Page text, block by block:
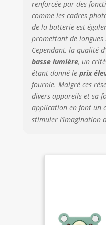
renforcée par des
comme les cadres
de la batterie est
promettant de longues
Cependant, la qualité
basse lumière, un
étant donné le prix
fournie. Malgré ces
divers appareils et sa
application en font un
stimuler l’imagination